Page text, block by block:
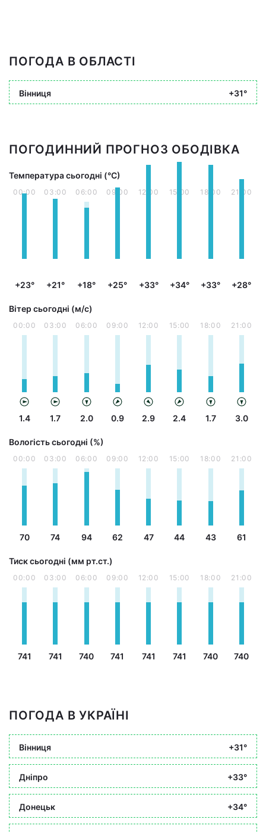
ПОГОДА В ОБЛАСТІ
Вінниця +31°
ПОГОДИННИЙ ПРОГНОЗ ОБОДІВКА
Температура сьогодні (°С)
00:00
+23°
03:00
+21°
06:00
+18°
09:00
+25°
12:00
+33°
15:00
+34°
18:00
+33°
21:00
+28°
Вітер сьогодні (м/с)
00:00
1.4
03:00
1.7
06:00
2.0
09:00
0.9
12:00
2.9
15:00
2.4
18:00
1.7
21:00
3.0
Вологість сьогодні (%)
00:00
70
03:00
74
06:00
94
09:00
62
12:00
47
15:00
44
18:00
43
21:00
61
Тиск сьогодні (мм рт.ст.)
00:00
741
03:00
741
06:00
740
09:00
741
12:00
741
15:00
741
18:00
740
21:00
740
ПОГОДА В УКРАЇНІ
Вінниця +31°
Дніпро +33°
Донецьк +34°